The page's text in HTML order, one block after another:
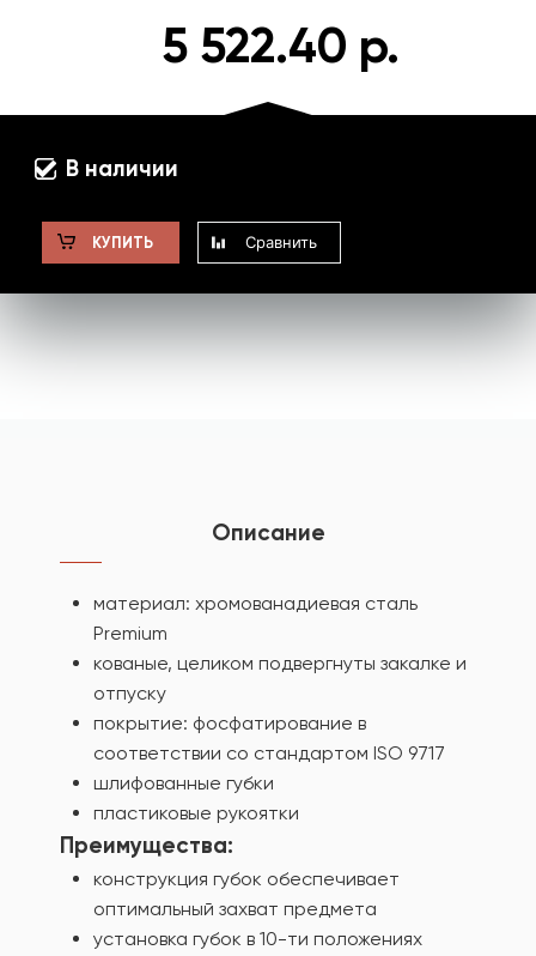
5 522.40 р.
В наличии
КУПИТЬ Сравнить
Описание
материал: хромованадиевая сталь
Premium
кованые, целиком подвергнуты закалке и
отпуску
покрытие: фосфатирование в
соответствии со стандартом ISO 9717
шлифованные губки
пластиковые рукоятки
Преимущества:
конструкция губок обеспечивает
оптимальный захват предмета
установка губок в 10-ти положениях